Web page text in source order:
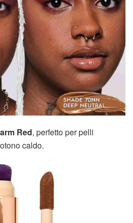
Red, perfetto per pelli
caldo.